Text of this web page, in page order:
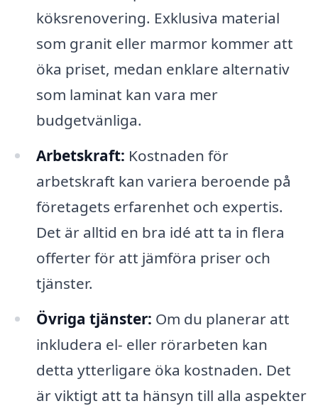
köksrenovering. Exklusiva material
som granit eller marmor kommer att
öka priset, medan enklare alternativ
som laminat kan vara mer
budgetvänliga.
Arbetskraft: Kostnaden för
arbetskraft kan variera beroende på
företagets erfarenhet och expertis.
Det är alltid en bra idé att ta in flera
offerter för att jämföra priser och
tjänster.
Övriga tjänster: Om du planerar att
inkludera el- eller rörarbeten kan
detta ytterligare öka kostnaden. Det
är viktigt att ta hänsyn till alla aspekter